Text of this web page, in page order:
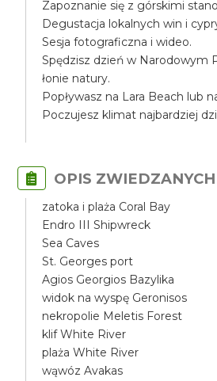
Zapoznanie się z górskimi
Degustacja lokalnych win i
Sesja fotograficzna i wideo.
Spędzisz dzień w Narodowym
łonie natury.
Popływasz na Lara Beach lub
Poczujesz klimat najbardziej
OPIS
zatoka i plaża Coral Bay
Endro III Shipwreck
Sea Caves
St. Georges port
Agios Georgios Bazylika
widok na wyspę Geronisos
nekropolie Meletis Forest
klif White River
plaża White River
wąwóz Avakas